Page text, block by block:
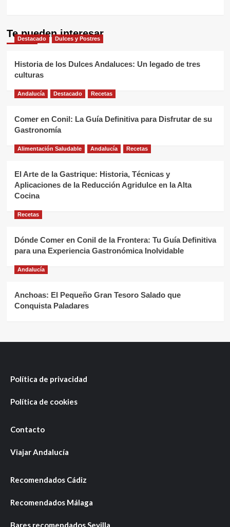
Te pueden interesar
Destacado Dulces y Postres
Historia de los Dulces Andaluces: Un legado de tres
culturas
Andalucía Destacado Recetas
Comer en Conil: La Guía Definitiva para Disfrutar de su
Gastronomía
Alimentación Saludable Andalucía Recetas
El Arte de la Gastrique: Historia, Técnicas y
Aplicaciones de la Reducción Agridulce en la Alta
Cocina
Recetas
Dónde Comer en Conil de la Frontera: Tu Guía Definitiva
para una Experiencia Gastronómica Inolvidable
Andalucía
Anchoas: El Pequeño Gran Tesoro Salado que
Conquista Paladares
Política de privacidad
Política de cookies
Contacto
Viajar Andalucía
Recomendados Cádiz
Recomendados Málaga
Bares recomendados Sevilla